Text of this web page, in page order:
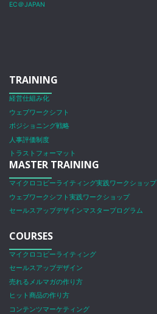
EC＠JAPAN
TRAINING
経営仕組み化
ウェブワークシフト
ポジショニング戦略
人事評価制度
トラストフォーマット
MASTER TRAINING
マイクロコピーライティング実践ワークショップ
ウェブワークシフト実践ワークショップ
セールスアップデザインマスタープログラム
COURSES
マイクロコピーライティング
セールスアップデザイン
売れるメルマガの作り方
ヒット商品の作り方
コンテンツマーケティング